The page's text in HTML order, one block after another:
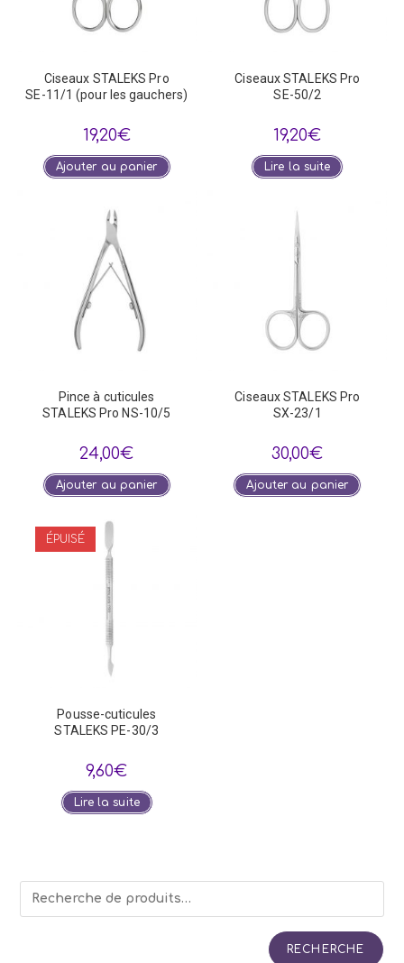
Ciseaux STALEKS Pro
SE-11/1 (pour les gauchers)
19,20€
Ajouter au panier
Ciseaux STALEKS Pro
SE-50/2
19,20€
Lire la suite
Pince à cuticules
STALEKS Pro NS-10/5
24,00€
Ajouter au panier
Ciseaux STALEKS Pro
SX-23/1
30,00€
Ajouter au panier
ÉPUISÉ
Pousse-cuticules
STALEKS PE-30/3
9,60€
Lire la suite
RECHERCHE